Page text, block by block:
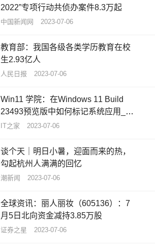
2022”专项行动共侦办案件8.3万起
中国新闻网 2023-07-06
教育部：我国各级各类学历教育在校
生2.93亿人
人民日报 2023-07-06
Win11 学院：在Windows 11 Build
23493预览版中如何标记系统应用_环
球关注
IT之家 2023-07-06
谈个天｜明日小暑，迎面而来的热，
勾起杭州人满满的回忆
潮新闻 2023-07-06
全球资讯：丽人丽妆（605136）：7
月5日北向资金减持3.85万股
证券之星 2023-07-06